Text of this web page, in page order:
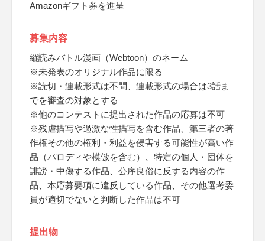
Amazonギフト券を進呈
募集内容
縦読みバトル漫画（Webtoon）のネーム
※未発表のオリジナル作品に限る
※読切・連載形式は不問、連載形式の場合は3話ま
でを審査の対象とする
※他のコンテストに提出された作品の応募は不可
※残虐描写や過激な性描写を含む作品、第三者の著
作権その他の権利・利益を侵害する可能性が高い作
品（パロディや模倣を含む）、特定の個人・団体を
誹謗・中傷する作品、公序良俗に反する内容の作
品、本応募要項に違反している作品、その他選考委
員が適切でないと判断した作品は不可
提出物